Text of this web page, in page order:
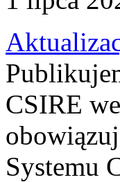
CSIRE
Systemu